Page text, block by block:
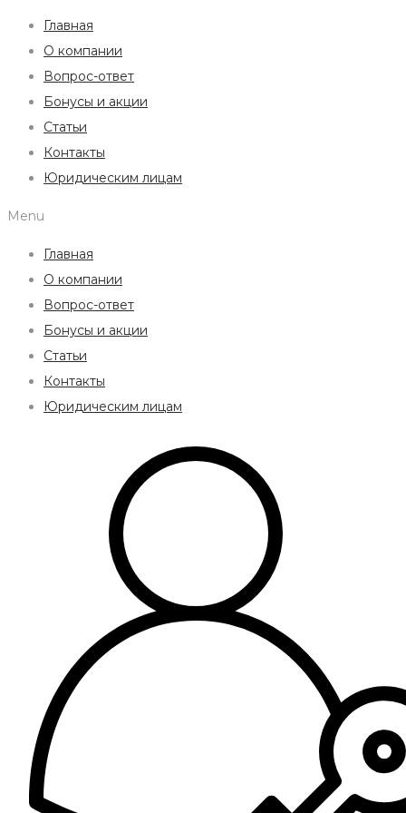
Главная
О компании
Вопрос-ответ
Бонусы и акции
Статьи
Контакты
Юридическим лицам
Menu
Главная
О компании
Вопрос-ответ
Бонусы и акции
Статьи
Контакты
Юридическим лицам